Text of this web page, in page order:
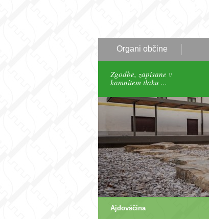
Organi občine
Zgodbe, zapisane v
kamnitem tlaku ...
Ajdovščina